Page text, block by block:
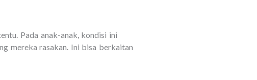
Pada anak-anak, kondisi ini
mereka rasakan. Ini bisa berkaitan